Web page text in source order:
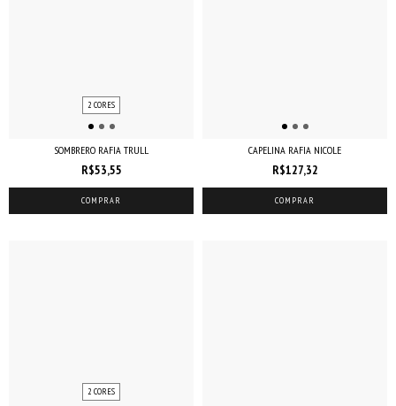
2 CORES
SOMBRERO RAFIA TRULL
R$53,55
COMPRAR
CAPELINA RAFIA NICOLE
R$127,32
COMPRAR
2 CORES